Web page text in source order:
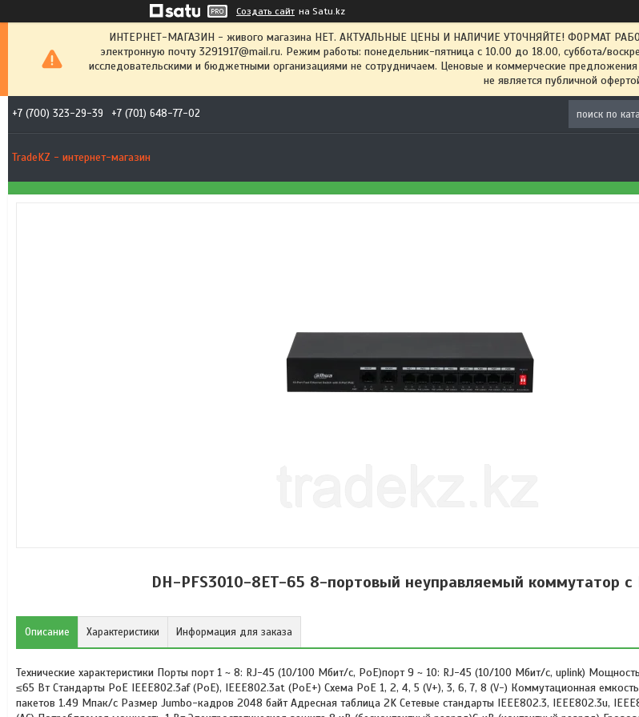
Создать сайт на Satu.kz
ИНТЕРНЕТ-МАГАЗИН - живого магазина НЕТ. АКТУАЛЬНЫЕ ЦЕНЫ И НАЛИЧИЕ УТОЧНЯЙТЕ! ФОРМАТ
электронную почту 3291917@mail.ru. Режим работы: понедельник-пятница с 10.00 до 18.00, суббота/
исследовательскими и бюджетными организациями не сотрудничаем. Ценовые и коммерческие
не является публичной
+7 (700) 323-29-39 +7 (701) 648-77-02
TradeKZ - интернет-магазин
DH-PFS3010-8ET-65 8-портовый неуправляемый коммутатор с
Описание Характеристики Информация для заказа
Технические характеристики Порты порт 1 ~ 8: RJ-45 (10/100 Мбит/с, PoE)порт 9 ~ 10: RJ-45 (10/100 Мбит/с, uplink)
≤65 Вт Стандарты PoE IEEE802.3af (PoE), IEEE802.3at (PoE+) Схема PoE 1, 2, 4, 5 (V+), 3, 6, 7, 8 (V-) Коммутационная
пакетов 1.49 Мпак/с Размер Jumbo-кадров 2048 байт Адресная таблица 2K Сетевые стандарты IEEE802.3, IEEE802.3u,